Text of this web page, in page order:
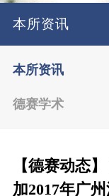
本所资讯
本所资讯
德赛学术
【德赛动态
加2017年广